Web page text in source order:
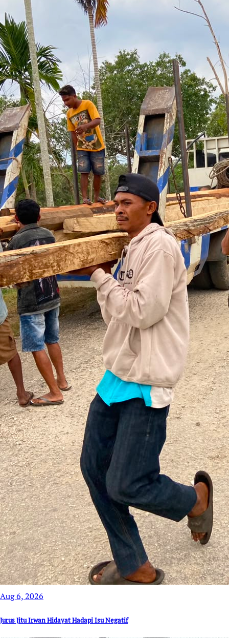
Aug 6, 2026
Jurus Jitu Irwan Hidayat Hadapi Isu Negatif